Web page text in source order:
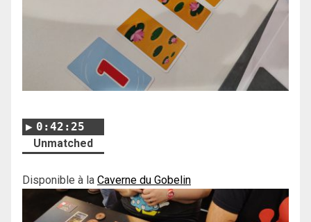
0:42:25
Unmatched
Disponible à la Caverne du Gobelin